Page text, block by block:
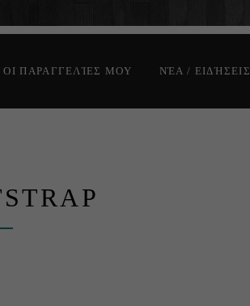
ΟΙ ΠΑΡΑΓΓΕΛΊΕΣ ΜΟΥ ΝΈΑ / ΕΙΔΉΣΕΙΣ